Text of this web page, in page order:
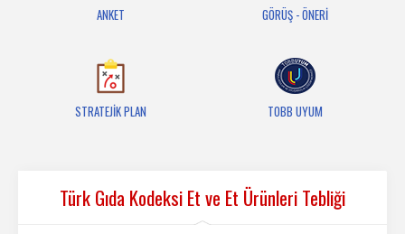
ANKET GÖRÜŞ - ÖNERİ
STRATEJİK PLAN TOBB UYUM
Türk Gıda Kodeksi Et ve Et Ürünleri Tebliği